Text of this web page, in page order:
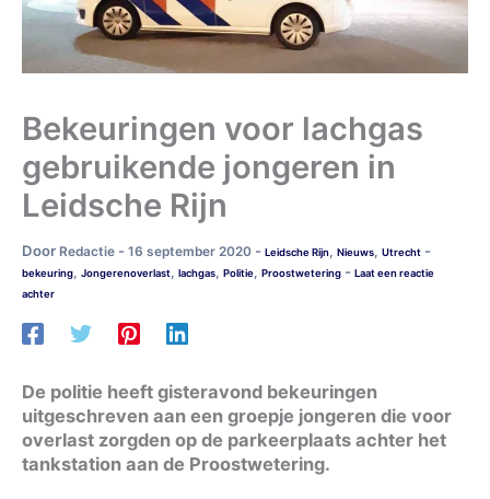
Bekeuringen voor lachgas
gebruikende jongeren in
Leidsche Rijn
Door Redactie - 16 september 2020 - Leidsche Rijn, Nieuws, Utrecht -
bekeuring, Jongerenoverlast, lachgas, Politie, Proostwetering - Laat een reactie
achter
De politie heeft gisteravond bekeuringen
uitgeschreven aan een groepje jongeren die voor
overlast zorgden op de parkeerplaats achter het
tankstation aan de Proostwetering.